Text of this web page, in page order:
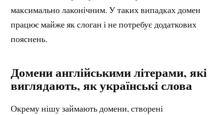
максимально лаконічним. У таких випадках домен
працює майже як слоган і не потребує додаткових
пояснень.
Домени англійськими літерами, які
виглядають, як українські слова
Окрему нішу займають домени, створені